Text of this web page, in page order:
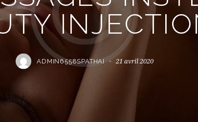
ADMIN6558SPATHAI 21 avril 2020